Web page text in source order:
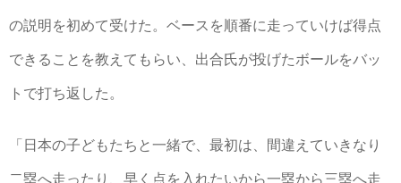
の説明を初めて受けた。ベースを順番に走っていけば得点
できることを教えてもらい、出合氏が投げたボールをバッ
トで打ち返した。
「日本の子どもたちと一緒で、最初は、間違えていきなり
二塁へ走ったり、早く点を入れたいから一塁から三塁へ走